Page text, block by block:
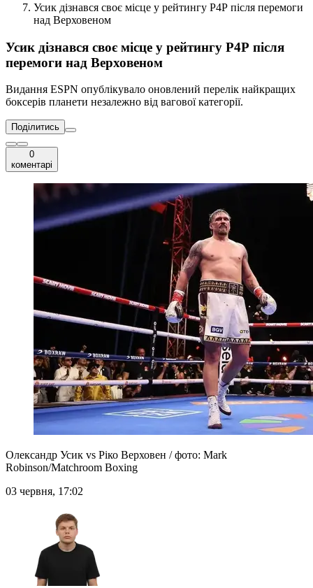
Усик дізнався своє місце у рейтингу Р4Р після перемоги
над Верховеном
Усик дізнався своє місце у рейтингу Р4Р після
перемоги над Верховеном
Видання ESPN опублікувало оновлений перелік найкращих
боксерів планети незалежно від вагової категорії.
Поділитись
0
коментарі
Олександр Усик vs Ріко Верховен / фото: Mark
Robinson/Matchroom Boxing
03 червня, 17:02